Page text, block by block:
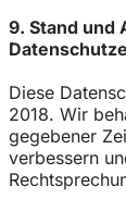
9. Stand und
Diese
2018. Wir
gegebener
verbessern